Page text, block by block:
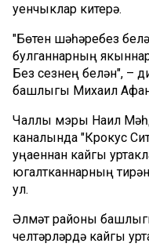
уенчыклар китерә.
"Бөтен шәһәребез
булганнарның
Без сезнең белән", –
башлыгы Михаил
Чаллы мэры Наил
каналында "Крокус
уңаеннан кайгы
югалтканнарның
ул.
Әлмәт районы
челтәрләрдә кайгы